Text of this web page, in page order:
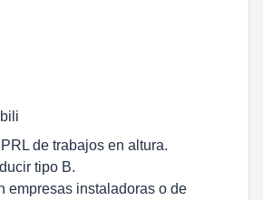
de trabajos en altura.
tipo B.
empresas instaladoras o de